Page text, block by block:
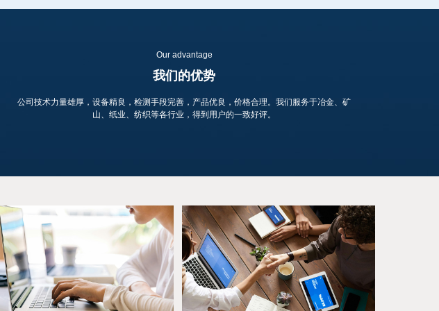
Our advantage
我们的优势
公司技术力量雄厚，设备精良，检测手段完善，产品优良，价格合理。我们服务于冶金、矿
山、纸业、纺织等各行业，得到用户的一致好评。